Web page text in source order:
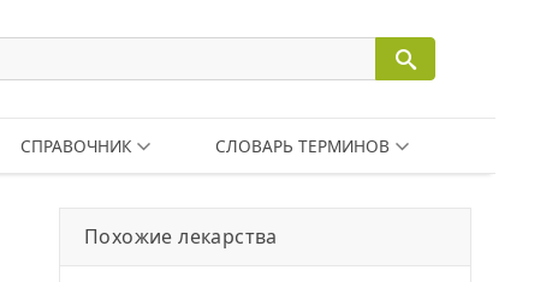
СПРАВОЧНИК СЛОВАРЬ ТЕРМИНОВ
Похожие лекарства